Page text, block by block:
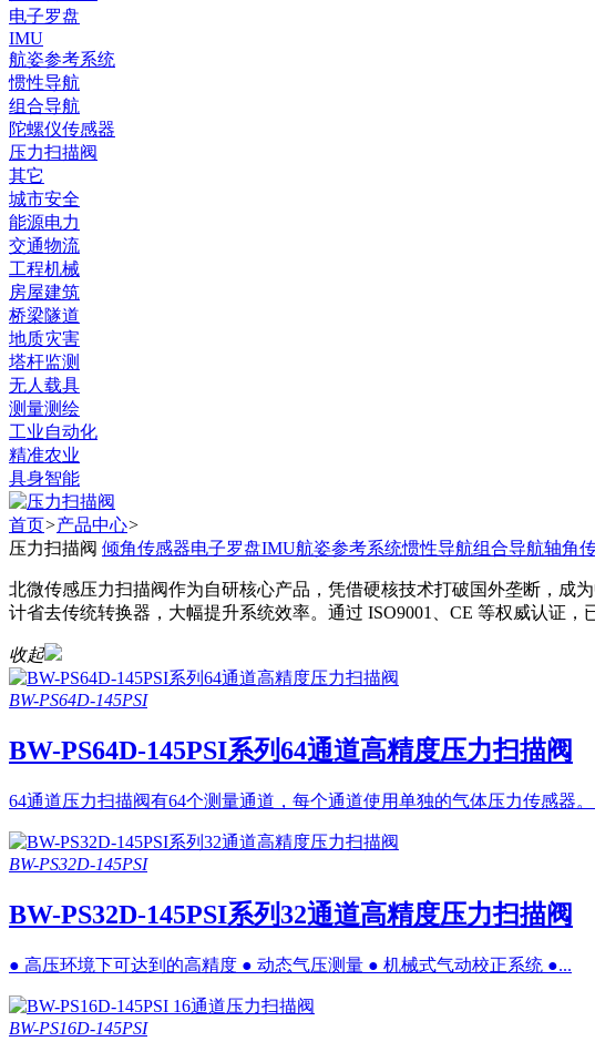
电子罗盘
IMU
航姿参考系统
惯性导航
组合导航
陀螺仪传感器
压力扫描阀
其它
城市安全
能源电力
交通物流
工程机械
房屋建筑
桥梁隧道
地质灾害
塔杆监测
无人载具
测量测绘
工业自动化
精准农业
具身智能
首页>产品中心>
压力扫描阀 倾角传感器电子罗盘IMU航姿参考系统惯性导航组合导航轴角
北微传感压力扫描阀作为自研核心产品，凭借硬核技术打破国外垄断，成
计省去传统转换器，大幅提升系统效率。通过 ISO9001、CE 等权威认证
收起
BW-PS64D-145PSI
BW-PS64D-145PSI系列64通道高精度压力扫描阀
64通道压力扫描阀有64个测量通道，每个通道使用单独的气体压力传感器
BW-PS32D-145PSI
BW-PS32D-145PSI系列32通道高精度压力扫描阀
● 高压环境下可达到的高精度 ● 动态气压测量 ● 机械式气动校正系统 ●...
BW-PS16D-145PSI